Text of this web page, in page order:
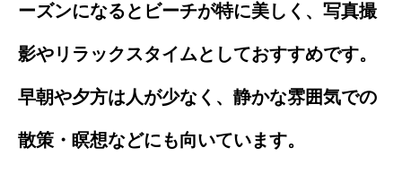
ーズンになるとビーチが特に美しく、写真撮
影やリラックスタイムとしておすすめです。
早朝や夕方は人が少なく、静かな雰囲気での
散策・瞑想などにも向いています。